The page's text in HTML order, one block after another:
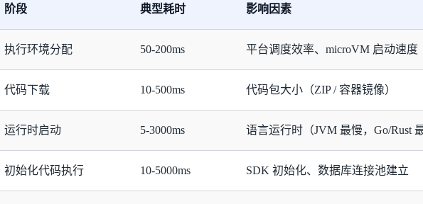
阶段 典型耗时 影响因素
执行环境分配 50-200ms 平台调度效率、microVM 启动速度
代码下载 10-500ms 代码包大小（ZIP / 容器镜像）
运行时启动 5-3000ms 语言运行时（JVM 最慢，Go/Rust
初始化代码执行 10-5000ms SDK 初始化、数据库连接池建立